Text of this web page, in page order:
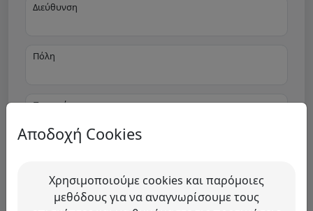
Διεύθυνση
Πόλη
Περιοχή
Αποδοχή Cookies
Χρησιμοποιούμε cookies και παρόμοιες
μεθόδους για να αναγνωρίσουμε τους